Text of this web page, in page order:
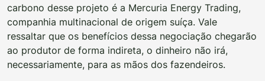
carbono desse projeto é a Mercuria Energy Trading,
companhia multinacional de origem suíça. Vale
ressaltar que os benefícios dessa negociação chegarão
ao produtor de forma indireta, o dinheiro não irá,
necessariamente, para as mãos dos fazendeiros.